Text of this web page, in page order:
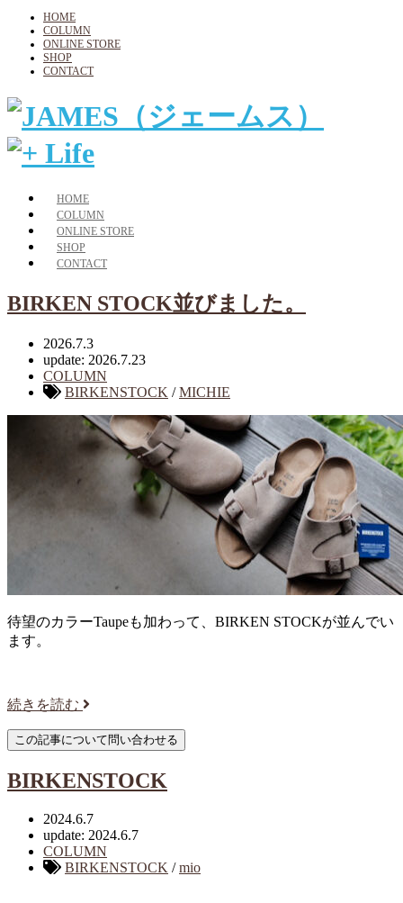
HOME
COLUMN
ONLINE STORE
SHOP
CONTACT
HOME
COLUMN
ONLINE STORE
SHOP
CONTACT
BIRKEN STOCK並びました。
2026.7.3
update: 2026.7.23
COLUMN
BIRKENSTOCK /MICHIE
待望のカラーTaupeも加わって、BIRKEN STOCKが並んでい
ます。
続きを読む
BIRKENSTOCK
2024.6.7
update: 2024.6.7
COLUMN
BIRKENSTOCK /mio